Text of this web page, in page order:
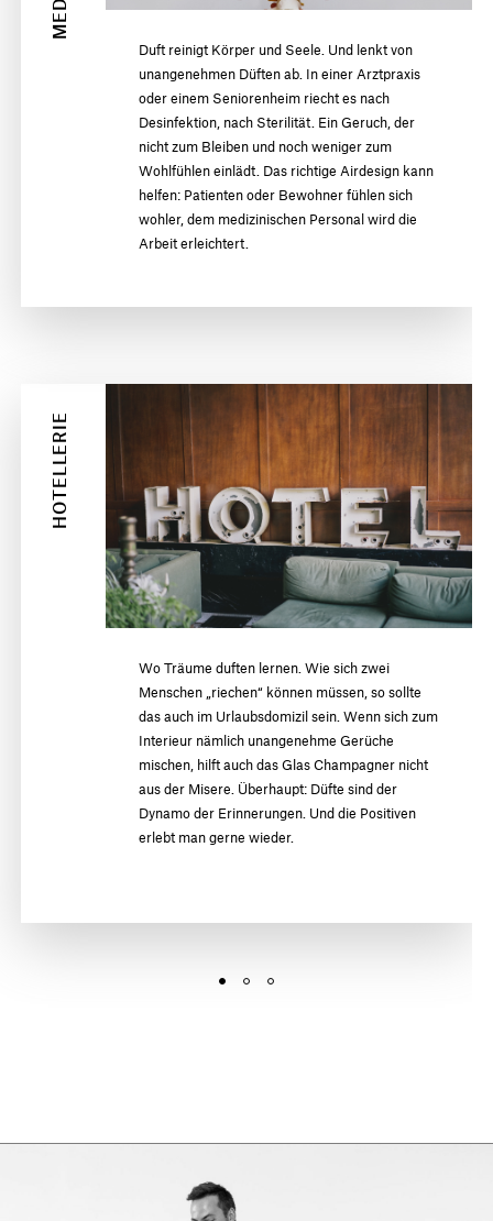
Duft reinigt Körper und Seele. Und lenkt von
unangenehmen Düften ab. In einer Arztpraxis
oder einem Seniorenheim riecht es nach
Desinfektion, nach Sterilität. Ein Geruch, der
nicht zum Bleiben und noch weniger zum
Wohlfühlen einlädt. Das richtige Airdesign kann
helfen: Patienten oder Bewohner fühlen sich
wohler, dem medizinischen Personal wird die
Arbeit erleichtert.
HOTELLERIE
Wo Träume duften lernen. Wie sich zwei
Menschen „riechen“ können müssen, so sollte
das auch im Urlaubsdomizil sein. Wenn sich zum
Interieur nämlich unangenehme Gerüche
mischen, hilft auch das Glas Champagner nicht
aus der Misere. Überhaupt: Düfte sind der
Dynamo der Erinnerungen. Und die Positiven
erlebt man gerne wieder.
GASTRONOMIE